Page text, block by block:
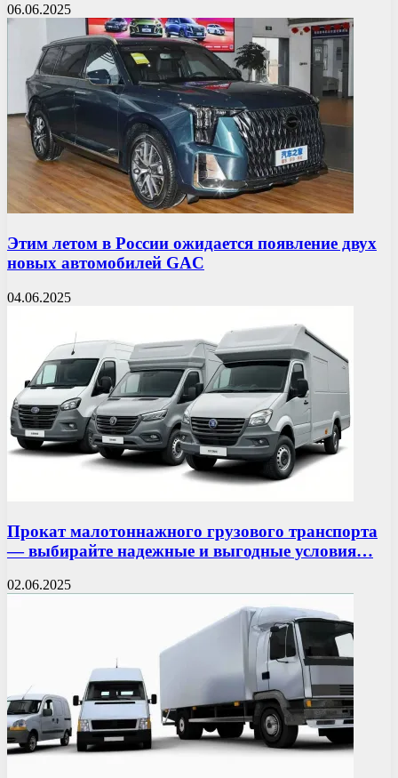
06.06.2025
Этим летом в России ожидается появление двух
новых автомобилей GAC
04.06.2025
Прокат малотоннажного грузового транспорта
— выбирайте надежные и выгодные условия…
02.06.2025